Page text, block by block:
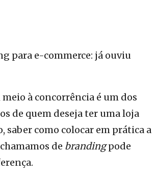
para e-commerce: já ouviu
meio à concorrência é um dos
de quem deseja ter uma loja
saber como colocar em prática a
de brandingpode